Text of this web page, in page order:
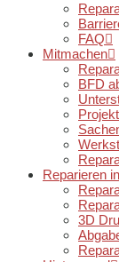
FAQ
Mitmachen
BFD
Reparieren
3D